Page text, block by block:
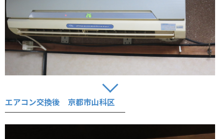
エアコン交換後 京都市山科区